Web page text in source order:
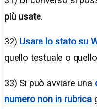
più usate.
32) Usare lo stato su
quello testuale o
33) Si può avviare una
numero non in rubrica